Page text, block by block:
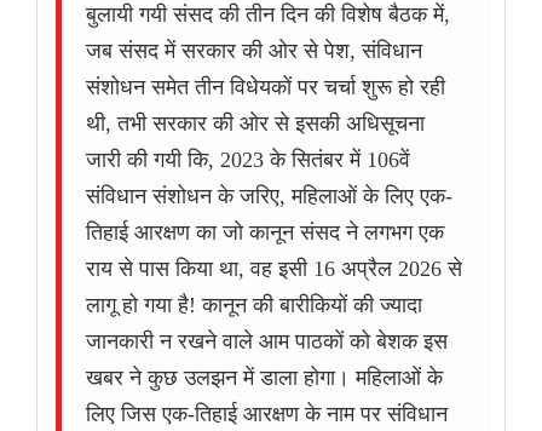
बुलायी गयी संसद की तीन दिन की विशेष बैठक में,
जब संसद में सरकार की ओर से पेश, संविधान
संशोधन समेत तीन विधेयकों पर चर्चा शुरू हो रही
थी, तभी सरकार की ओर से इसकी अधिसूचना
जारी की गयी कि, 2023 के सितंबर में 106वें
संविधान संशोधन के जरिए, महिलाओं के लिए एक-
तिहाई आरक्षण का जो कानून संसद ने लगभग एक
राय से पास किया था, वह इसी 16 अप्रैल 2026 से
लागू हो गया है! कानून की बारीकियों की ज्यादा
जानकारी न रखने वाले आम पाठकों को बेशक इस
खबर ने कुछ उलझन में डाला होगा। महिलाओं के
लिए जिस एक-तिहाई आरक्षण के नाम पर संविधान